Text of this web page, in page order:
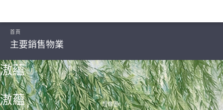
首頁
主要銷售物業
滶蘊
想像圖ᴬ
滶蘊